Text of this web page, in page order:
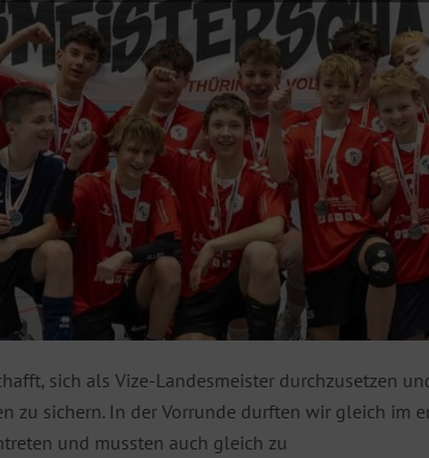
sich als Vize-Landesmeister durchzusetzen
zu sichern. In der Vorrunde durften wir gleich im
und mussten auch gleich zu